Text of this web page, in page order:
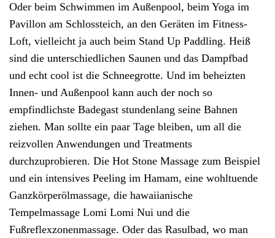
Oder beim Schwimmen im Außenpool, beim Yoga im
Pavillon am Schlossteich, an den Geräten im Fitness-
Loft, vielleicht ja auch beim Stand Up Paddling. Heiß
sind die unterschiedlichen Saunen und das Dampfbad
und echt cool ist die Schneegrotte. Und im beheizten
Innen- und Außenpool kann auch der noch so
empfindlichste Badegast stundenlang seine Bahnen
ziehen. Man sollte ein paar Tage bleiben, um all die
reizvollen Anwendungen und Treatments
durchzuprobieren. Die Hot Stone Massage zum Beispiel
und ein intensives Peeling im Hamam, eine wohltuende
Ganzkörperölmassage, die hawaiianische
Tempelmassage Lomi Lomi Nui und die
Fußreflexzonenmassage. Oder das Rasulbad, wo man